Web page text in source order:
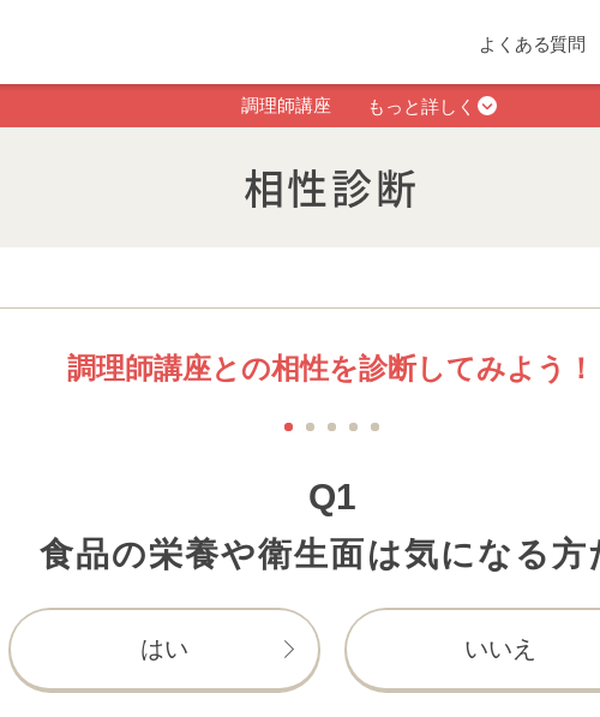
よくある質問
調理師講座 もっと詳しく
相性診断
調理師講座との相性を診断してみよう！
Q1
食品の栄養や衛生面は気になる方
はい いいえ